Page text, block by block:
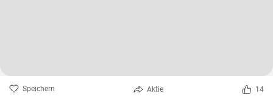
Speichern Aktie 14